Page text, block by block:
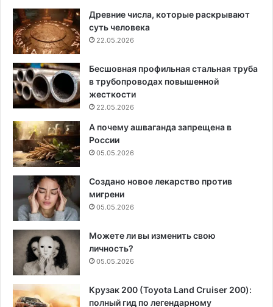
Древние числа, которые раскрывают
суть человека
22.05.2026
Бесшовная профильная стальная труба
в трубопроводах повышенной
жесткости
22.05.2026
А почему ашваганда запрещена в
России
05.05.2026
Создано новое лекарство против
мигрени
05.05.2026
Можете ли вы изменить свою
личность?
05.05.2026
Крузак 200 (Toyota Land Cruiser 200):
полный гид по легендарному